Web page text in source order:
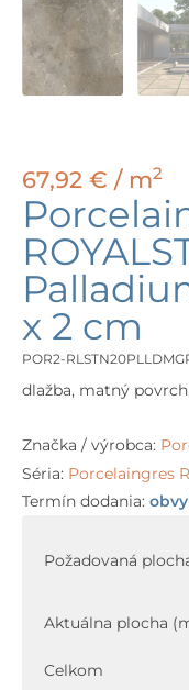
67,92 € / m2
x 2 cm
POR2-
dlažba, matný
Značka / výrobca:
Séria: Porcelaingres
Termín dodania:
Požadovaná
Aktuálna plocha
Celkom
Porcelaingres
Palladium
Grey